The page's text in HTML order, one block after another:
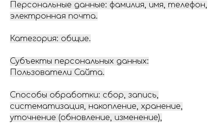
Персональные данные: фамилия, имя, телефон,
электронная почта.
Категория: общие.
Субъекты персональных данных:
Пользователи Сайта.
Способы обработки: сбор, запись,
систематизация, накопление, хранение,
уточнение (обновление, изменение),